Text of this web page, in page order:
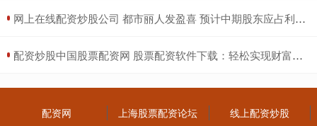
​网上在线配资炒股公司 都市丽人发盈喜 预计中期股东应占利润同比增加不少于200%
​配资炒股中国股票配资网 股票配资软件下载：轻松实现财富增值
配资网 上海股票配资论坛 线上配资炒股